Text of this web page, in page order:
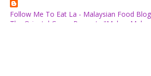
Follow Me To Eat La - Malaysian Food Blog
The Oriental Group Presents "Makan Makan